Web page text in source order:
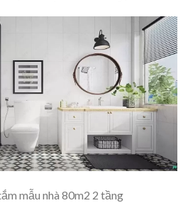
mẫu nhà 80m2 2 tầng